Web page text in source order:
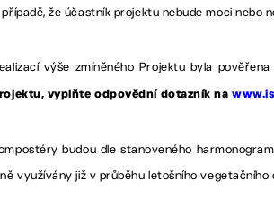
případě, že účastník projektu nebude moci
výše zmíněného Projektu byla
vyplňte odpovědní dotazník na
budou dle stanoveného
využívány již v průběhu letošního vegetačního